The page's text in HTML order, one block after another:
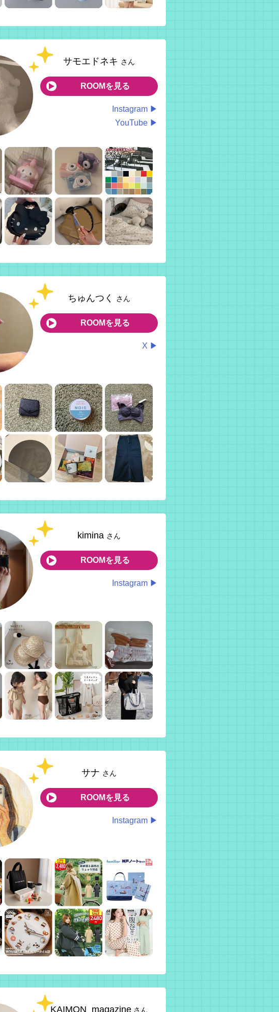
サモエドネキ さん
ROOMを見る
Instagram ▶
YouTube ▶
ちゅんつく さん
ROOMを見る
X ▶
kimina さん
ROOMを見る
Instagram ▶
サナ さん
ROOMを見る
Instagram ▶
KAIMON_magazine さん